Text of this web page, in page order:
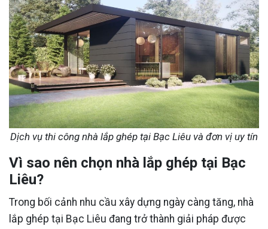
Dịch vụ thi công nhà lắp ghép tại Bạc Liêu và đơn vị uy tín
Vì sao nên chọn nhà lắp ghép tại Bạc
Liêu?
Trong bối cảnh nhu cầu xây dựng ngày càng tăng, nhà
lắp ghép tại Bạc Liêu đang trở thành giải pháp được